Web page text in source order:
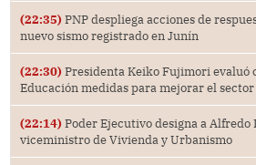
(22:35) PNP despliega acciones de
nuevo sismo registrado en Junín
(22:30) Presidenta Keiko Fujimori evaluó
Educación medidas para mejorar el sector
(22:14) Poder Ejecutivo designa a Alfredo
viceministro de Vivienda y Urbanismo